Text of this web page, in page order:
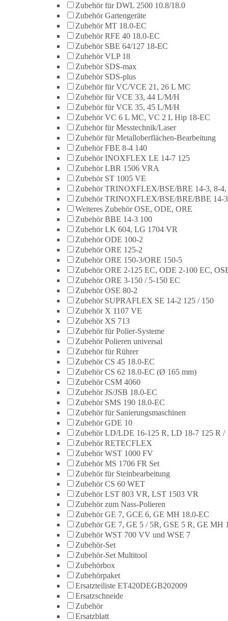
Zubehör für DWL 2500 10.8/18.0
Zubehör Gartengeräte
Zubehör MT 18.0-EC
Zubehör RFE 40 18.0-EC
Zubehör SBE 64/127 18-EC
Zubehör VLP 18
Zubehör SDS-max
Zubehör SDS-plus
Zubehör für VC/VCE 21, 26 L MC
Zubehör für VCE 33, 44 L/M/H
Zubehör für VCE 35, 45 L/M/H
Zubehör VC 6 L MC, VC 2 L Hip 18-EC
Zubehör für Messtechnik/Laser
Zubehör für Metalloberflächen-Bearbeitung
Zubehör FBE 8-4 140
Zubehör INOXFLEX LE 14-7 125
Zubehör LBR 1506 VRA
Zubehör ST 1005 VE
Zubehör TRINOXFLEX/BSE/BRE 14-3, 8-
Zubehör TRINOXFLEX/BSE/BRE/BBE 14-3
Weiteres Zubehör OSE, ODE, ORE
Zubehör BBE 14-3 100
Zubehör LK 604, LG 1704 VR
Zubehör ODE 100-2
Zubehör ORE 125-2
Zubehör ORE 150-3/ORE 150-5
Zubehör ORE 2-125 EC, ODE 2-100 EC,
Zubehör ORE 3-150 / 5-150 EC
Zubehör OSE 80-2
Zubehör SUPRAFLEX SE 14-2 125 / 150
Zubehör X 1107 VE
Zubehör XS 713
Zubehör für Polier-Systeme
Zubehör Polieren universal
Zubehör für Rührer
Zubehör CS 45 18.0-EC
Zubehör CS 62 18.0-EC (Ø 165 mm)
Zubehör CSM 4060
Zubehör JS/JSB 18.0-EC
Zubehör SMS 190 18.0-EC
Zubehör für Sanierungsmaschinen
Zubehör GDE 10
Zubehör LD/LDE 16-125 R, LD 18-7 125 R /
Zubehör RETECFLEX
Zubehör WST 1000 FV
Zubehör MS 1706 FR Set
Zubehör für Steinbearbeitung
Zubehör CS 60 WET
Zubehör LST 803 VR, LST 1503 VR
Zubehör zum Nass-Polieren
Zubehör GE 7, GCE 6, GE MH 18.0-EC
Zubehör GE 7, GE 5 / 5R, GSE 5 R, GE MH
Zubehör WST 700 VV und WSE 7
Zubehör-Set
Zubehör-Set Multitool
Zubehörbox
Zubehörpaket
Ersatzteiliste ET420DEGB202009
Ersatzschneide
Zubehör
Ersatzblatt